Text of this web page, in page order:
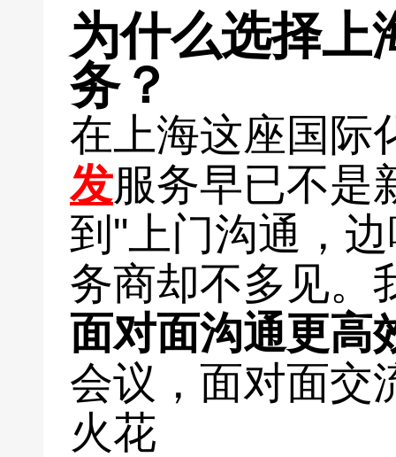
为什么选择上
务？
在上海这座国际
发服务早已不是
到"上门沟通，
务商却不多见。
面对面沟通更高
会议，面对面交
火花